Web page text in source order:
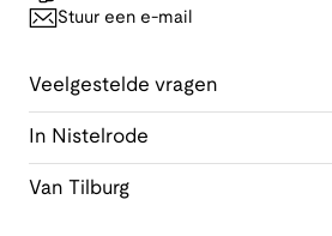
Stuur een e-mail
Veelgestelde vragen
In Nistelrode
Van Tilburg